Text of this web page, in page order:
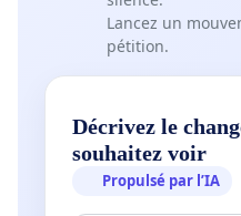
Lancez un
pétition.
Décrivez le
souhaitez voir
Propulsé par l’IA